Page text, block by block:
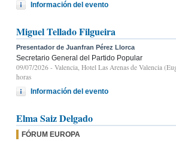
Información del evento
Miguel Tellado Filgueira
Presentador de Juanfran Pérez Llorca
Secretario General del Partido Popular
09/07/2026 - Valencia, Hotel Las Arenas de Valencia
horas
Información del evento
Elma Saiz Delgado
FÓRUM EUROPA